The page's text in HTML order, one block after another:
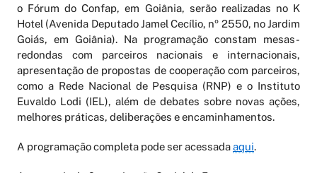
o Fórum do Confap, em Goiânia, serão realizadas no K
Hotel (Avenida Deputado Jamel Cecílio, nº 2550, no Jardim
Goiás, em Goiânia). Na programação constam mesas-
redondas com parceiros nacionais e internacionais,
apresentação de propostas de cooperação com parceiros,
como a Rede Nacional de Pesquisa (RNP) e o Instituto
Euvaldo Lodi (IEL), além de debates sobre novas ações,
melhores práticas, deliberações e encaminhamentos.
A programação completa pode ser acessadaaqui.